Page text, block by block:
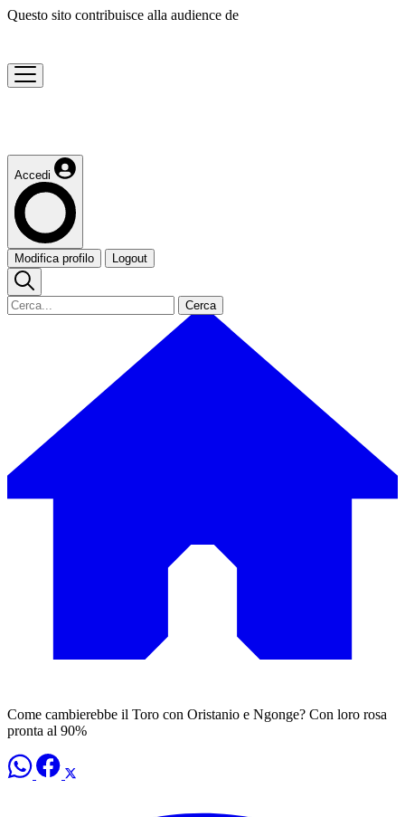
Questo sito contribuisce alla audience de
Accedi
Modifica profilo Logout
Cerca
Come cambierebbe il Toro con Oristanio e Ngonge? Con loro rosa
pronta al 90%